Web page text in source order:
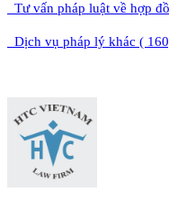
Tư vấn pháp luật về hợp
Dịch vụ pháp lý khác (